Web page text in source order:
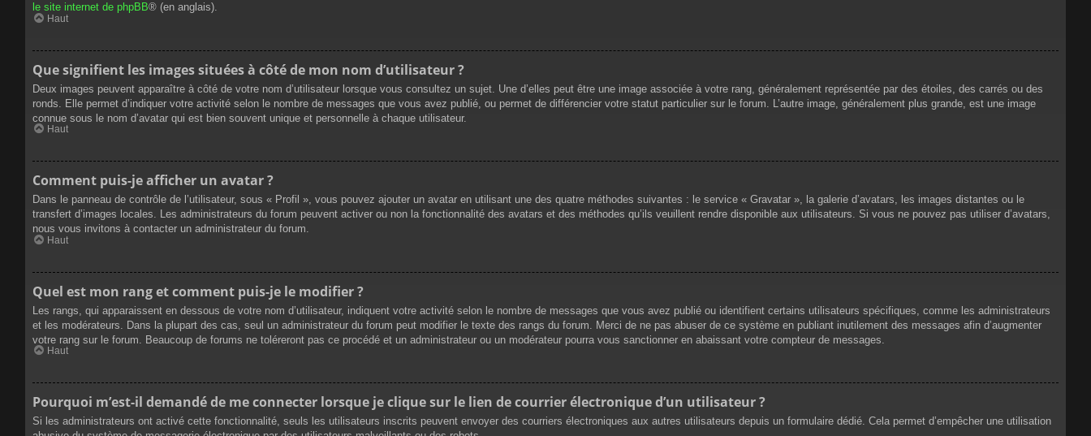
le site internet de phpBB® (en anglais).
Haut
Que signifient les images situées à côté de mon nom d’utilisateur ?
Deux images peuvent apparaître à côté de votre nom d’utilisateur lorsque vous consultez un sujet. Une d’elles peut être une image associée à votre rang, généralement représentée par des étoiles, des carrés ou des
ronds. Elle permet d’indiquer votre activité selon le nombre de messages que vous avez publié, ou permet de différencier votre statut particulier sur le forum. L’autre image, généralement plus grande, est une image
connue sous le nom d’avatar qui est bien souvent unique et personnelle à chaque utilisateur.
Haut
Comment puis-je afficher un avatar ?
Dans le panneau de contrôle de l’utilisateur, sous « Profil », vous pouvez ajouter un avatar en utilisant une des quatre méthodes suivantes : le service « Gravatar », la galerie d’avatars, les images distantes ou le
transfert d’images locales. Les administrateurs du forum peuvent activer ou non la fonctionnalité des avatars et des méthodes qu’ils veuillent rendre disponible aux utilisateurs. Si vous ne pouvez pas utiliser d’avatars,
nous vous invitons à contacter un administrateur du forum.
Haut
Quel est mon rang et comment puis-je le modifier ?
Les rangs, qui apparaissent en dessous de votre nom d’utilisateur, indiquent votre activité selon le nombre de messages que vous avez publié ou identifient certains utilisateurs spécifiques, comme les administrateurs
et les modérateurs. Dans la plupart des cas, seul un administrateur du forum peut modifier le texte des rangs du forum. Merci de ne pas abuser de ce système en publiant inutilement des messages afin d’augmenter
votre rang sur le forum. Beaucoup de forums ne toléreront pas ce procédé et un administrateur ou un modérateur pourra vous sanctionner en abaissant votre compteur de messages.
Haut
Pourquoi m’est-il demandé de me connecter lorsque je clique sur le lien de courrier électronique d’un utilisateur ?
Si les administrateurs ont activé cette fonctionnalité, seuls les utilisateurs inscrits peuvent envoyer des courriers électroniques aux autres utilisateurs depuis un formulaire dédié. Cela permet d’empêcher une utilisation